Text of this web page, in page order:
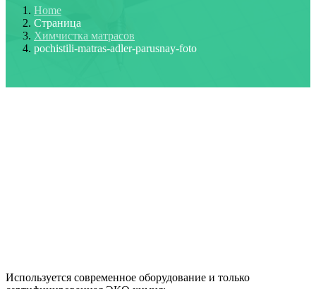
Home
Страница
Химчистка матрасов
pochistili-matras-adler-parusnay-foto
Используется современное оборудование и только